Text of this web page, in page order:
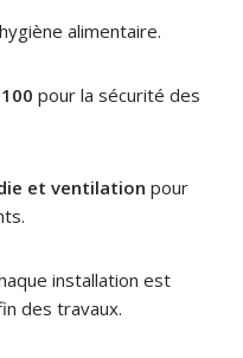
alimentaire.
pour la sécurité des
et ventilation pour
installation est
des travaux.